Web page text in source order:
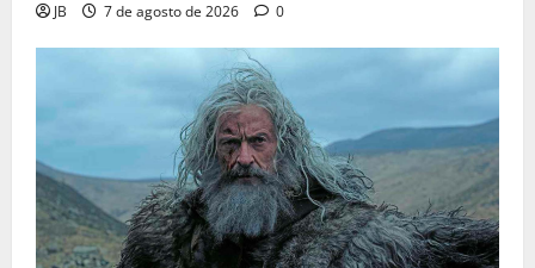
JB 7 de agosto de 2026 0